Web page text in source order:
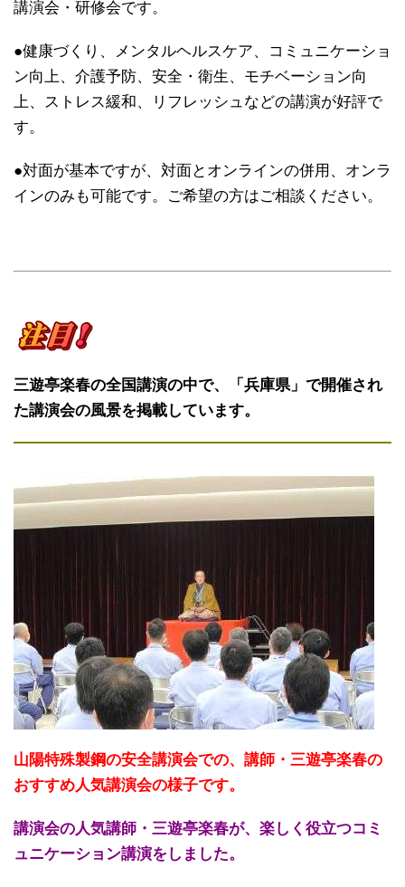
講演会・研修会です。
●健康づくり、メンタルヘルスケア、コミュニケーショ
ン向上、介護予防、安全・衛生、モチベーション向
上、ストレス緩和、リフレッシュなどの講演が好評で
す。
●対面が基本ですが、対面とオンラインの併用、オンラ
インのみも可能です。ご希望の方はご相談ください。
三遊亭楽春の全国講演の中で、「兵庫県」で開催され
た講演会の風景を掲載しています。
山陽特殊製鋼の安全講演会での、講師・三遊亭楽春の
おすすめ人気講演会の様子です。
講演会の人気講師・三遊亭楽春が、楽しく役立つコミ
ュニケーション講演をしました。